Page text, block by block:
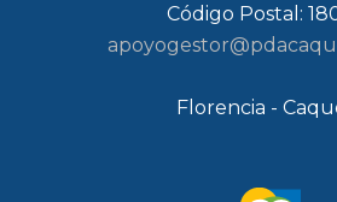
Código Postal:
Florencia -